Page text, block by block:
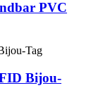
PVC
Bijou-